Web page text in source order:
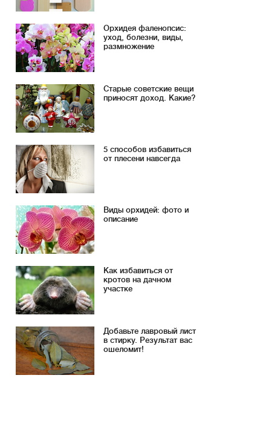
Орхидея фаленопсис:
уход, болезни, виды,
размножение
Старые советские вещи
приносят доход. Какие?
5 способов избавиться
от плесени навсегда
Виды орхидей: фото и
описание
Как избавиться от
кротов на дачном
участке
Добавьте лавровый лист
в стирку. Результат вас
ошеломит!